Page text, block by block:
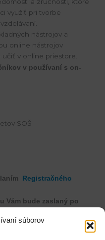
súborov
a zručností, ktoré
využiť pri tvorbe
nástrojov a
online nástrojov
v online priestore.
v používaní s on-
SOŠ
Registračného
Vám bude zaslaný po